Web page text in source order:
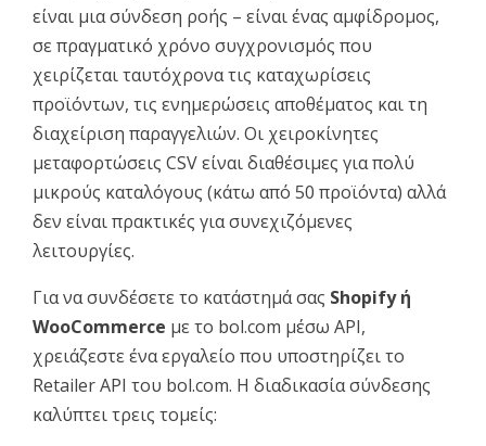
είναι μια σύνδεση ροής – είναι ένας αμφίδρομος,
σε πραγματικό χρόνο συγχρονισμός που
χειρίζεται ταυτόχρονα τις καταχωρίσεις
προϊόντων, τις ενημερώσεις αποθέματος και τη
διαχείριση παραγγελιών. Οι χειροκίνητες
μεταφορτώσεις CSV είναι διαθέσιμες για πολύ
μικρούς καταλόγους (κάτω από 50 προϊόντα) αλλά
δεν είναι πρακτικές για συνεχιζόμενες
λειτουργίες.
Για να συνδέσετε το κατάστημά σας Shopify ή
WooCommerce με το bol.com μέσω API,
χρειάζεστε ένα εργαλείο που υποστηρίζει το
Retailer API του bol.com. Η διαδικασία σύνδεσης
καλύπτει τρεις τομείς: